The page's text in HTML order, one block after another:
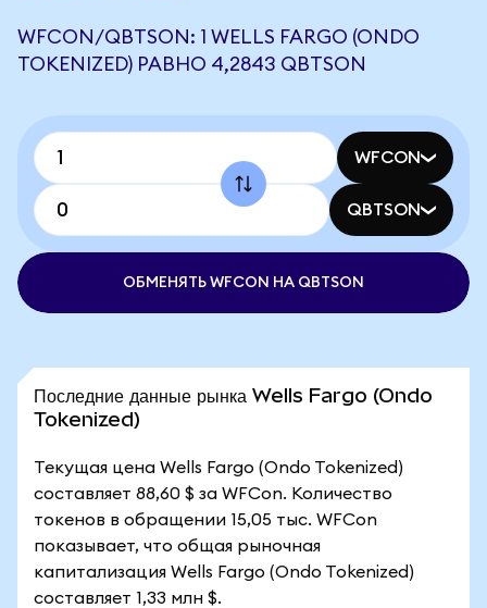
WFCON/QBTSON: 1 WELLS FARGO (ONDO
TOKENIZED) РАВНО 4,2843 QBTSON
WFCON
QBTSON
ОБМЕНЯТЬ WFCON НА QBTSON
Последние данные рынка Wells Fargo (Ondo
Tokenized)
Текущая цена Wells Fargo (Ondo Tokenized)
составляет 88,60 $ за WFCon. Количество
токенов в обращении 15,05 тыс. WFCon
показывает, что общая рыночная
капитализация Wells Fargo (Ondo Tokenized)
составляет 1,33 млн $.